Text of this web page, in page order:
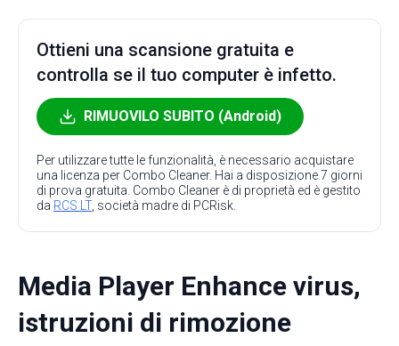
Ottieni una scansione gratuita e
controlla se il tuo computer è infetto.
RIMUOVILO SUBITO (Android)
Per utilizzare tutte le funzionalità, è necessario acquistare
una licenza per Combo Cleaner. Hai a disposizione 7 giorni
di prova gratuita. Combo Cleaner è di proprietà ed è gestito
da RCS LT, società madre di PCRisk.
Media Player Enhance virus,
istruzioni di rimozione